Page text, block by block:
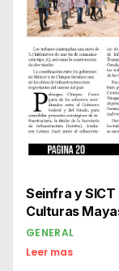
Seinfra y
Culturas
GENERAL
Leer mas